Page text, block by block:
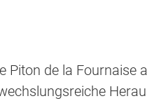
Piton de la Fournaise